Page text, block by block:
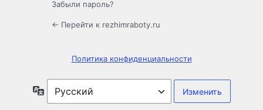
Забыли пароль?
← Перейти к rezhimraboty.ru
Политика конфиденциальности
Язык